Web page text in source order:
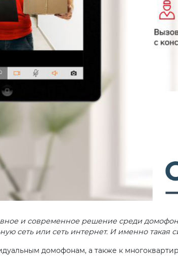
и современное решение среди
сеть или сеть интернет. И именно такая
домофонам, а также к